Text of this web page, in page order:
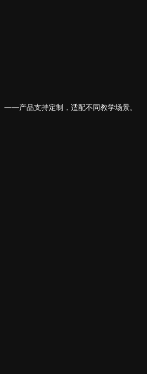
——产品支持定制，适配不同教学场景。